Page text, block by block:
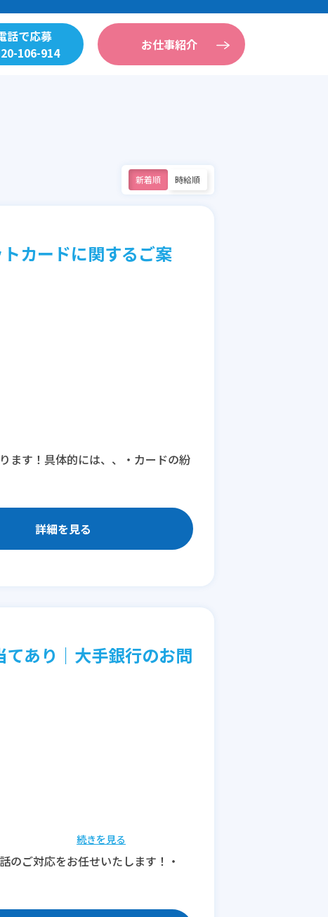
話で応募
106-914
お仕事紹介
新着順 時給順
カードに関するご案
ます！具体的には、、・カードの紛
詳細を見る
あり｜大手銀行のお問
みは不可）
続きを見る
のご対応をお任せいたします！・